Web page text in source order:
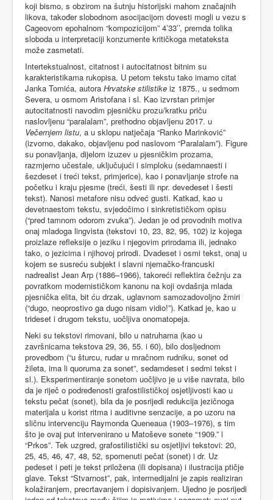
koji bismo, s obzirom na šutnju historijski mahom značajnih
likova, također slobodnom asocijacijom dovesti mogli u vezu s
Cageovom epohalnom “kompozicijom” 4’33’’, premda tolika
sloboda u interpretaciji konzumente kritičkoga metateksta
može zasmetati.
Intertekstualnost, citatnost i autocitatnost bitnim su
karakteristikama rukopisa. U petom tekstu tako imamo citat
Janka Tomića, autora Hrvatske stilistike iz 1875., u sedmom
Severa, u osmom Aristofana i sl. Kao izvrstan primjer
autocitatnosti navodim pjesničku prozu/kratku priču
naslovljenu “paralalam”, prethodno objavljenu 2017. u
Večernjem listu, a u sklopu natječaja “Ranko Marinković”
(izvorno, dakako, objavljenu pod naslovom “Paralalam”). Figure
su ponavljanja, dijelom izuzev u pjesničkim prozama,
razmjerno učestale, uključujući i simploku (sedamnaesti i
šezdeset i treći tekst, primjerice), kao i ponavljanje strofe na
početku i kraju pjesme (treći, šesti ili npr. devedeset i šesti
tekst). Nanosi metafore nisu odveć gusti. Katkad, kao u
devetnaestom tekstu, svjedočimo i sinkretističkom opisu
(“pred tamnom odorom zvuka”). Jedan je od provodnih motiva
onaj mladoga lingvista (tekstovi 10, 23, 82, 95, 102) iz kojega
proizlaze refleksije o jeziku i njegovim prirodama ili, jednako
tako, o jezicima i njihovoj prirodi. Dvadeset i osmi tekst, onaj u
kojem se susreću subjekt i slavni njemačko-francuski
nadrealist Jean Arp (1886–1966), takoreći reflektira čežnju za
povratkom modernističkom kanonu na koji ovdašnja mlada
pjesnička elita, bit ću drzak, uglavnom samozadovoljno žmiri
(“dugo, neoprostivo ga dugo nisam vidio!”). Katkad je, kao u
trideset i drugom tekstu, uočljiva onomatopeja.
Neki su tekstovi rimovani, bilo u natruhama (kao u
završnicama tekstova 29, 36, 55. i 60), bilo dosljednom
provedbom (“u šturcu, rudar u mračnom rudniku, sonet od
žileta, ima li quoruma za sonet”, sedamdeset i sedmi tekst i
sl.). Eksperimentiranje sonetom uočljivo je u više navrata, bilo
da je riječ o podređenosti grafostilističkoj osjetljivosti kao u
tekstu pečat (sonet), bila da je posrijedi redukcija jezičnoga
materijala u korist ritma i auditivne senzacije, a po uzoru na
sličnu intervenciju Raymonda Queneaua (1903–1976), s tim
što je ovaj put intervenirano u Matoševe sonete “1909.” i
“Prkos”. Tek uzgred, grafostilistički su osjetljivi tekstovi: 20,
25, 45, 46, 47, 48, 52, spomenuti pečat (sonet) i dr. Uz
pedeset i peti je tekst priložena (ili dopisana) i ilustracija ptičje
glave. Tekst “Stvarnost”, pak, intermedijalni je zapis realiziran
kolažiranjem, precrtavanjem i dopisivanjem. Ujedno je posrijedi